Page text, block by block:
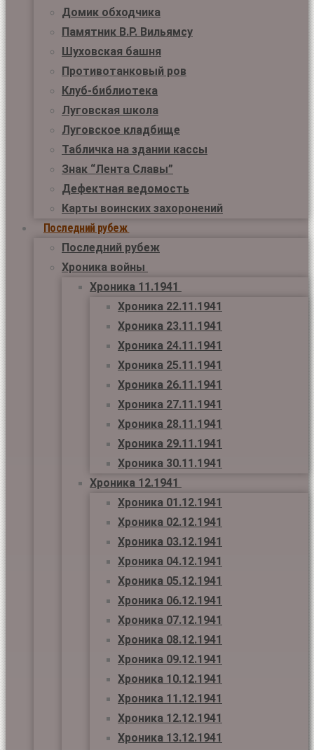
Домик обходчика
Памятник В.Р. Вильямсу
Шуховская башня
Противотанковый ров
Клуб-библиотека
Луговская школа
Луговское кладбище
Табличка на здании кассы
Знак “Лента Славы”
Дефектная ведомость
Карты воинских захоронений
Последний рубеж
Последний рубеж
Хроника войны
Хроника 11.1941
Хроника 22.11.1941
Хроника 23.11.1941
Хроника 24.11.1941
Хроника 25.11.1941
Хроника 26.11.1941
Хроника 27.11.1941
Хроника 28.11.1941
Хроника 29.11.1941
Хроника 30.11.1941
Хроника 12.1941
Хроника 01.12.1941
Хроника 02.12.1941
Хроника 03.12.1941
Хроника 04.12.1941
Хроника 05.12.1941
Хроника 06.12.1941
Хроника 07.12.1941
Хроника 08.12.1941
Хроника 09.12.1941
Хроника 10.12.1941
Хроника 11.12.1941
Хроника 12.12.1941
Хроника 13.12.1941